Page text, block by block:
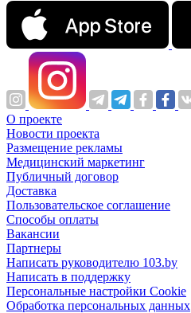
О проекте
Новости проекта
Размещение рекламы
Медицинский маркетинг
Публичный договор
Доставка
Пользовательское соглашение
Способы оплаты
Вакансии
Партнеры
Написать руководителю 103.by
Написать в поддержку
Персональные настройки Cookie
Обработка персональных данных